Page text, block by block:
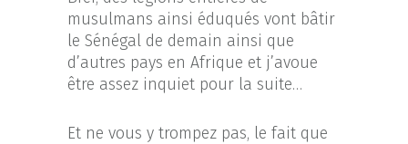
musulmans ainsi éduqués vont bâtir
le Sénégal de demain ainsi que
d’autres pays en Afrique et j’avoue
être assez inquiet pour la suite…
Et ne vous y trompez pas, le fait que